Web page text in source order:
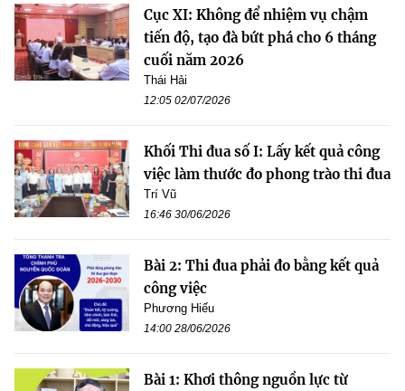
Cục XI: Không để nhiệm vụ chậm
tiến độ, tạo đà bứt phá cho 6 tháng
cuối năm 2026
Thái Hải
12:05 02/07/2026
Khối Thi đua số I: Lấy kết quả công
việc làm thước đo phong trào thi đua
Trí Vũ
16:46 30/06/2026
Bài 2: Thi đua phải đo bằng kết quả
công việc
Phương Hiếu
14:00 28/06/2026
Bài 1: Khơi thông nguồn lực từ